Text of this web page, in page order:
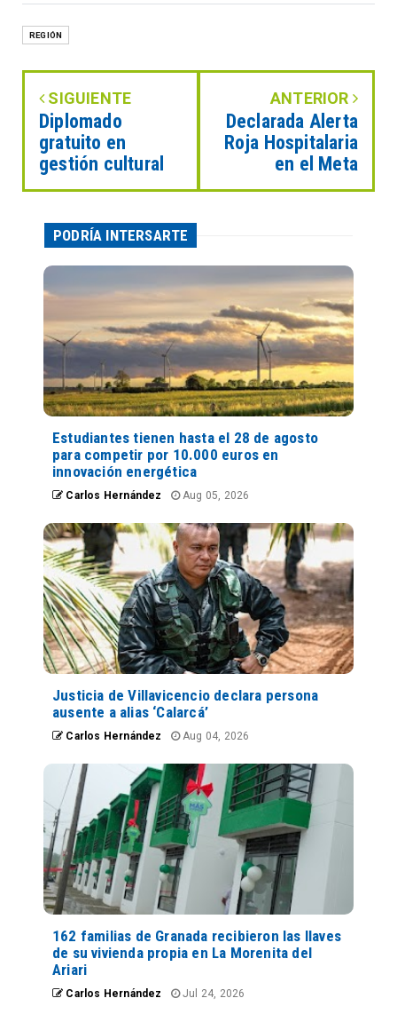
REGIÓN
SIGUIENTE
Diplomado
gratuito en
gestión cultural
ANTERIOR
Declarada Alerta
Roja Hospitalaria
en el Meta
PODRÍA INTERSARTE
Estudiantes tienen hasta el 28 de agosto
para competir por 10.000 euros en
innovación energética
Carlos Hernández Aug 05, 2026
Justicia de Villavicencio declara persona
ausente a alias ‘Calarcá’
Carlos Hernández Aug 04, 2026
162 familias de Granada recibieron las llaves
de su vivienda propia en La Morenita del
Ariari
Carlos Hernández Jul 24, 2026